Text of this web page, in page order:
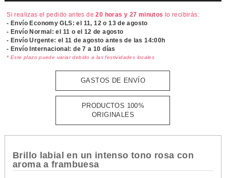
Si realizas el pedido antes de20 horas y 27 minutos lo recibirás:
- Envío Economy GLS: el 11, 12 o 13 de agosto
- Envío Normal: el 11 o el 12 de agosto
- Envío Urgente: el11 de agosto antes de las 14:00h
- Envío Internacional: de 7 a 10 días
* Este plazo puede variar debido a las festividades locales
GASTOS DE ENVÍO
PRODUCTOS 100%
ORIGINALES
Brillo labial en un intenso tono rosa con
aroma a frambuesa